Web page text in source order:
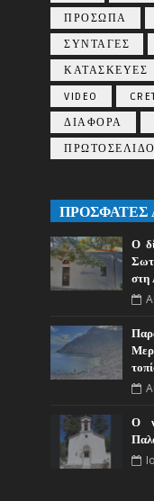
ΠΡΟΣΩΠΑ
ΣΥΝΤΑΓΕΣ
ΚΑΤΑΣΚΕΥΕΣ
VIDEO
ΔΙΑΦΟΡΑ
ΠΡΩΤΟΣΕΛΙΔΟ
ΠΡΟΣΦΑΤΕΣ
Ο
στη
Ο